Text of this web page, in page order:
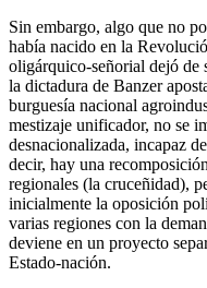
Sin embargo, algo que no
había nacido en la
oligárquico-señorial dejó
la dictadura de Banzer
burguesía nacional
mestizaje unificador, no se
desnacionalizada, incapaz
decir, hay una
regionales (la cruceñidad),
inicialmente la oposición
varias regiones con la
deviene en un proyecto
Estado-nación.